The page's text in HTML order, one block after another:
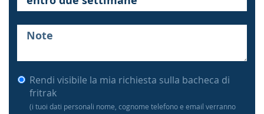
Rendi visibile la mia richiesta sulla bacheca di
fritrak
(i tuoi dati personali nome, cognome telefono e email verranno